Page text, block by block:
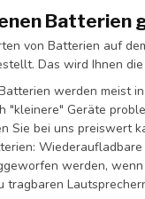
Batterien
von Batterien auf
Das wird Ihnen
werden meist
"kleinere" Geräte
Sie bei uns preiswert
werden,
tragbaren